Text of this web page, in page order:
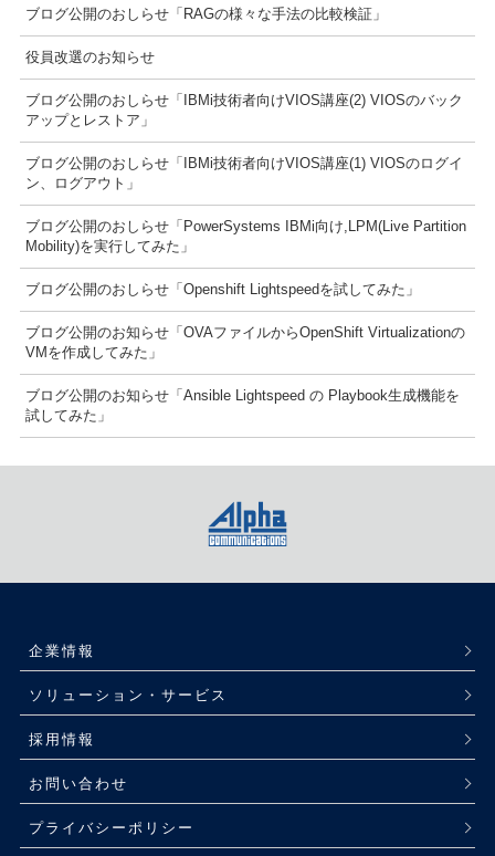
ブログ公開のおしらせ「RAGの様々な手法の比較検証」
役員改選のお知らせ
ブログ公開のおしらせ「IBMi技術者向けVIOS講座(2) VIOSのバック
アップとレストア」
ブログ公開のおしらせ「IBMi技術者向けVIOS講座(1) VIOSのログイ
ン、ログアウト」
ブログ公開のおしらせ「PowerSystems IBMi向け,LPM(Live Partition
Mobility)を実行してみた」
ブログ公開のおしらせ「Openshift Lightspeedを試してみた」
ブログ公開のお知らせ「OVAファイルからOpenShift Virtualizationの
VMを作成してみた」
ブログ公開のお知らせ「Ansible Lightspeed の Playbook生成機能を
試してみた」
企業情報
ソリューション・サービス
採用情報
お問い合わせ
プライバシーポリシー